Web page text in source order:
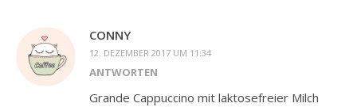
CONNY
12. DEZEMBER 2017 UM 11:34
ANTWORTEN
Grande Cappuccino mit laktosefreier Milch